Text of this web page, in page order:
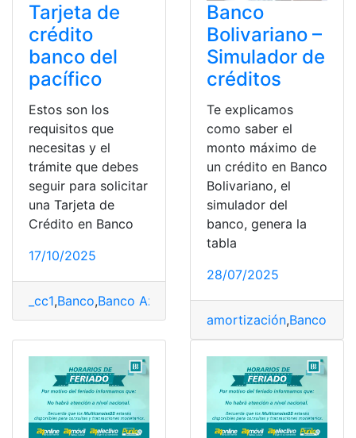
Tarjeta de
crédito
banco del
pacífico
Estos son los
requisitos que
necesitas y el
trámite que debes
seguir para solicitar
una Tarjeta de
Crédito en Banco
17/10/2025
_cc1,Banco,Banco Azteca Banco Bicentenario,Banco
Banco
Bolivariano –
Simulador de
créditos
Te explicamos
como saber el
monto máximo de
un crédito en Banco
Bolivariano, el
simulador del
banco, genera la
tabla
28/07/2025
amortización,Banco